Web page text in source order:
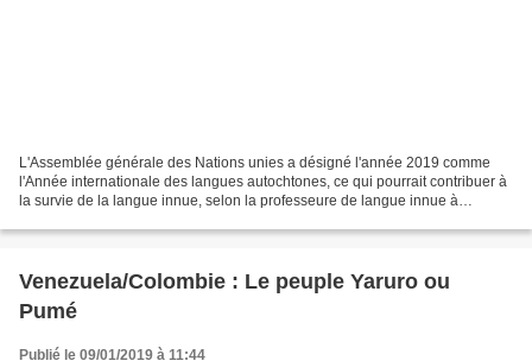
L'Assemblée générale des Nations unies a désigné l'année 2019 comme
l'Année internationale des langues autochtones, ce qui pourrait contribuer à
la survie de la langue innue, selon la professeure de langue innue à
Venezuela/Colombie : Le peuple Yaruro ou
Pumé
Publié le 09/01/2019 à 11:44